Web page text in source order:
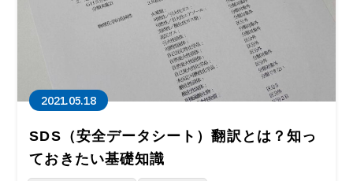
2021.05.18
SDS（安全データシート）翻訳とは？知っ
ておきたい基礎知識